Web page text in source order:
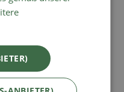
Menü, das
Akzenten
auch eine Einladung,
steht eine
und